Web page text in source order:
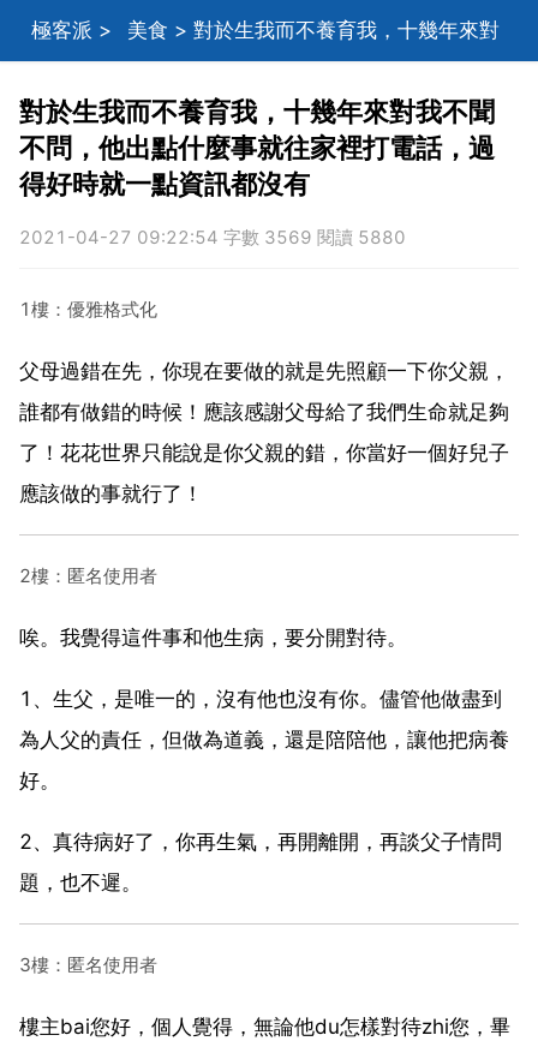
極客派 > 美食 > 對於生我而不養育我，十幾年來對
我不聞不問，他出點什麼事就往家裡打電話，過得好時
就一點資訊都沒有
對於生我而不養育我，十幾年來對我不聞
不問，他出點什麼事就往家裡打電話，過
得好時就一點資訊都沒有
2021-04-27 09:22:54 字數 3569 閱讀 5880
1樓：優雅格式化
父母過錯在先，你現在要做的就是先照顧一下你父親，
誰都有做錯的時候！應該感謝父母給了我們生命就足夠
了！花花世界只能說是你父親的錯，你當好一個好兒子
應該做的事就行了！
2樓：匿名使用者
唉。我覺得這件事和他生病，要分開對待。
1、生父，是唯一的，沒有他也沒有你。儘管他做盡到
為人父的責任，但做為道義，還是陪陪他，讓他把病養
好。
2、真待病好了，你再生氣，再開離開，再談父子情問
題，也不遲。
3樓：匿名使用者
樓主bai您好，個人覺得，無論他du怎樣對待zhi您，畢